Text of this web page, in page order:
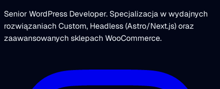
Senior WordPress Developer. Specjalizacja w wydajnych
rozwiązaniach Custom, Headless (Astro/Next.js) oraz
zaawansowanych sklepach WooCommerce.